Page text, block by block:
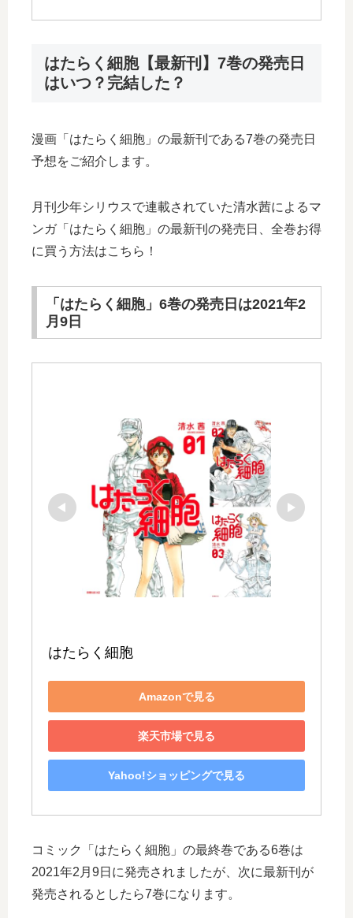
はたらく細胞【最新刊】7巻の発売日
はいつ？完結した？
漫画「はたらく細胞」の最新刊である7巻の発売日
予想をご紹介します。
月刊少年シリウスで連載されていた清水茜によるマ
ンガ「はたらく細胞」の最新刊の発売日、全巻お得
に買う方法はこちら！
「はたらく細胞」6巻の発売日は2021年2
月9日
はたらく細胞
Amazonで見る
楽天市場で見る
Yahoo!ショッピングで見る
コミック「はたらく細胞」の最終巻である6巻は
2021年2月9日に発売されましたが、次に最新刊が
発売されるとしたら7巻になります。